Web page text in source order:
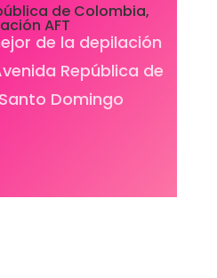
de Colombia,
AFT
de la depilación
República de
Domingo